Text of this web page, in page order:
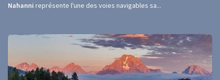
Nahanni représente l'une des voies navigables sa...